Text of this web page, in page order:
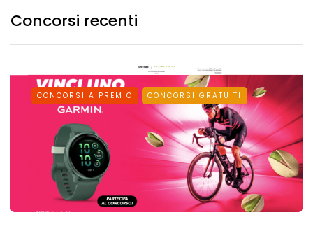
Concorsi recenti
CONCORSI A PREMIO CONCORSI GRATUITI